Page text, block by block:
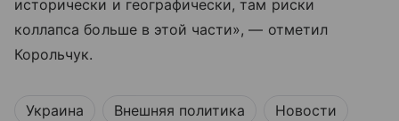
исторически и географически, там риски
коллапса больше в этой части», — отметил
Корольчук.
Украина Внешняя политика Новости